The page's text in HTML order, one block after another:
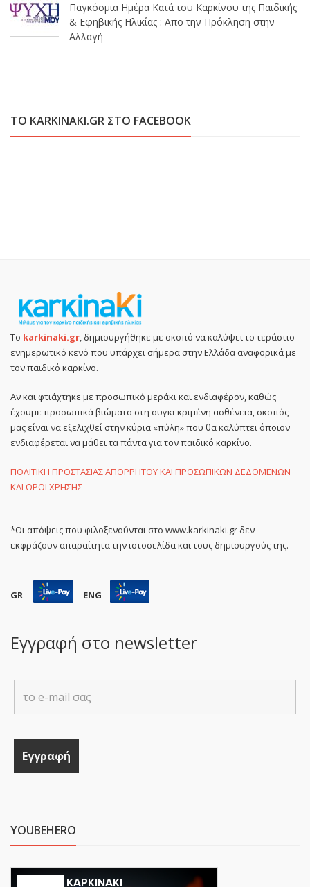
Παγκόσμια Ημέρα Κατά του Καρκίνου της Παιδικής
& Εφηβικής Ηλικίας : Απο την Πρόκληση στην
Αλλαγή
ΤΟ KARKINAKI.GR ΣΤΟ FACEBOOK
Το karkinaki.gr, δημιουργήθηκε με σκοπό να καλύψει το τεράστιο
ενημερωτικό κενό που υπάρχει σήμερα στην Ελλάδα αναφορικά με
τον παιδικό καρκίνο.
Αν και φτιάχτηκε με προσωπικό μεράκι και ενδιαφέρον, καθώς
έχουμε προσωπικά βιώματα στη συγκεκριμένη ασθένεια, σκοπός
μας είναι να εξελιχθεί στην κύρια «πύλη» που θα καλύπτει όποιον
ενδιαφέρεται να μάθει τα πάντα για τον παιδικό καρκίνο.
ΠΟΛΙΤΙΚΗ ΠΡΟΣΤΑΣΙΑΣ ΑΠΟΡΡΗΤΟΥ ΚΑΙ ΠΡΟΣΩΠΙΚΩΝ ΔΕΔΟΜΕΝΩΝ
ΚΑΙ ΟΡΟΙ ΧΡΗΣΗΣ
*Οι απόψεις που φιλοξενούνται στο www.karkinaki.gr δεν
εκφράζουν απαραίτητα την ιστοσελίδα και τους δημιουργούς της.
GR ENG
Εγγραφή στο newsletter
YOUBEHERO